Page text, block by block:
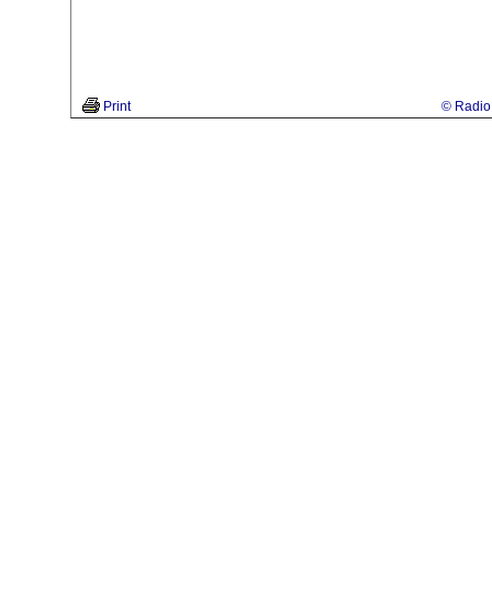
Print © Radio